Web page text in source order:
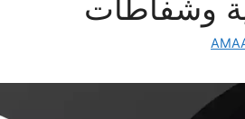
وشفاطات